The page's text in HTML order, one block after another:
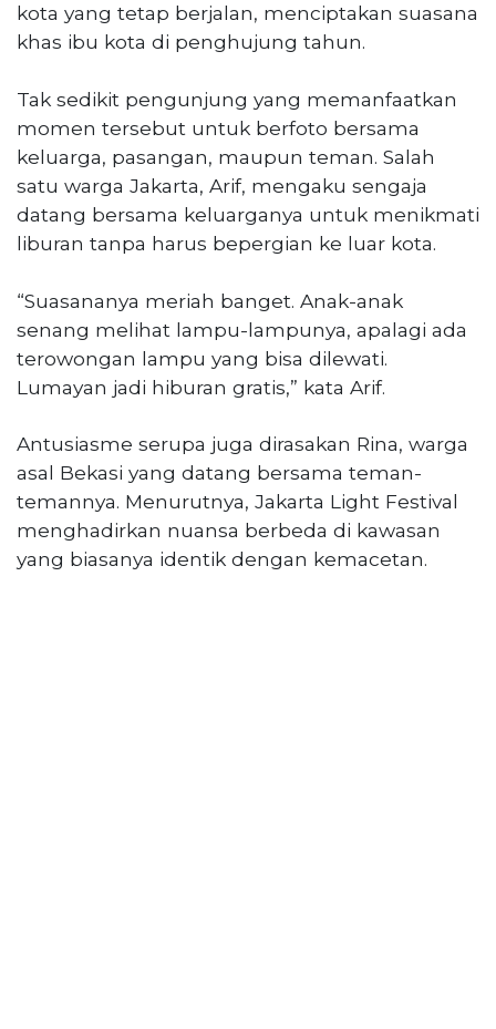
kota yang tetap berjalan, menciptakan suasana
khas ibu kota di penghujung tahun.
Tak sedikit pengunjung yang memanfaatkan
momen tersebut untuk berfoto bersama
keluarga, pasangan, maupun teman. Salah
satu warga Jakarta, Arif, mengaku sengaja
datang bersama keluarganya untuk menikmati
liburan tanpa harus bepergian ke luar kota.
“Suasananya meriah banget. Anak-anak
senang melihat lampu-lampunya, apalagi ada
terowongan lampu yang bisa dilewati.
Lumayan jadi hiburan gratis,” kata Arif.
Antusiasme serupa juga dirasakan Rina, warga
asal Bekasi yang datang bersama teman-
temannya. Menurutnya, Jakarta Light Festival
menghadirkan nuansa berbeda di kawasan
yang biasanya identik dengan kemacetan.